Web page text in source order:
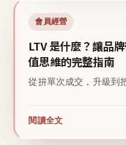
會員經營
LTV 是什麼？讓品
值思維的完整指南
從拚單次成交，升級到
閱讀全文